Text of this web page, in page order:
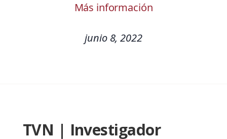
Más información
junio 8, 2022
TVN | Investigador